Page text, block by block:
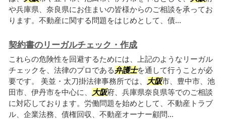
や兵庫県、奈良県にお住まいの皆様からのご相談を承ってお
ります。不動産に関する問題をはじめとして、債...
契約書のリーガルチェック・作成
これらの危険性を回避するためには、上記のようなリーガル
チェックを、法律のプロである弁護士を通して行うことが必
要です。 美並・太刀掛法律事務所では、
大阪市、豊中市、池
田市、伊丹市を中心に、
大阪府、兵庫県奈良県等でのご相談
に対応しております。労働問題を始めとして、不動産トラブ
ル、企業法務、債権回収、不動産オーナー顧問...